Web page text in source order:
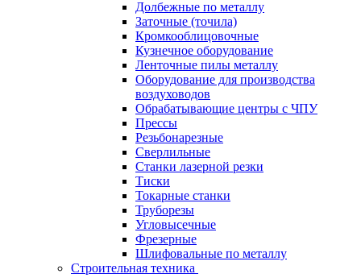
Долбежные по металлу
Заточные (точила)
Кромкооблицовочные
Кузнечное оборудование
Ленточные пилы металлу
Оборудование для производства
воздуховодов
Обрабатывающие центры с ЧПУ
Прессы
Резьбонарезные
Сверлильные
Станки лазерной резки
Тиски
Токарные станки
Труборезы
Угловысечные
Фрезерные
Шлифовальные по металлу
Строительная техника